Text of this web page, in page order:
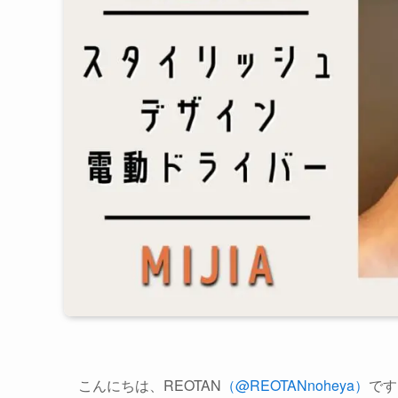
こんにちは、REOTAN （@REOTANnoheya） で